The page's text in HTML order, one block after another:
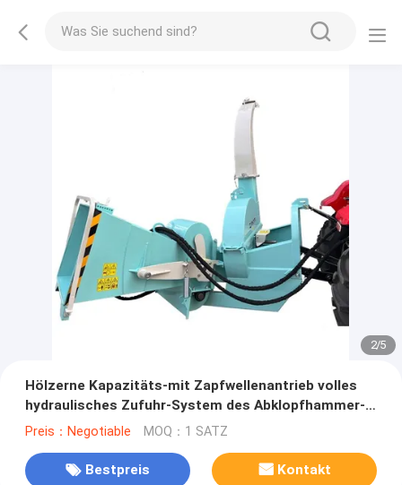
2/5
Hölzerne Kapazitäts-mit Zapfwellenantrieb volles
hydraulisches Zufuhr-System des Abklopfhammer-
Reißwolf-10inch
Preis：Negotiable MOQ：1 SATZ
Bestpreis Kontakt